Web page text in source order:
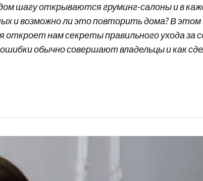
шагу открываются груминг-салоны и в
и возможно ли это повторить дома? В
нам секреты правильного ухода за
обычно совершают владельцы и как